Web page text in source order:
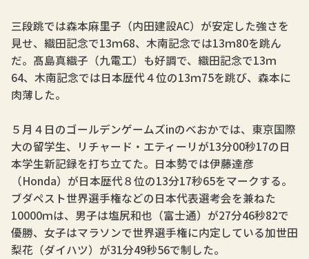
三段跳では森本麻里子（内田建設AC）が安定した強さを
見せ、織田記念で13ｍ68、木南記念では13ｍ80を跳ん
だ。髙島真織子（九電工）も好調で、織田記念で13ｍ
64、木南記念では日本歴代４位の13ｍ75を跳び、森本に
肉薄した。
５月４日のゴールデンゲームズinのべおかでは、東京国際
大の留学生、リチャード・エティーリが13分00秒17の日
本学生新記録を打ち立てた。日本勢では伊藤達彦
（Honda）が日本歴代８位の13分17秒65をマークする。
ブダペスト世界選手権などの日本代表選考会を兼ねた
10000ｍは、男子は塩尻和也（富士通）が27分46秒82で
優勝、女子はマラソンで世界選手権に内定している加世田
梨花（ダイハツ）が31分49秒56で制した。